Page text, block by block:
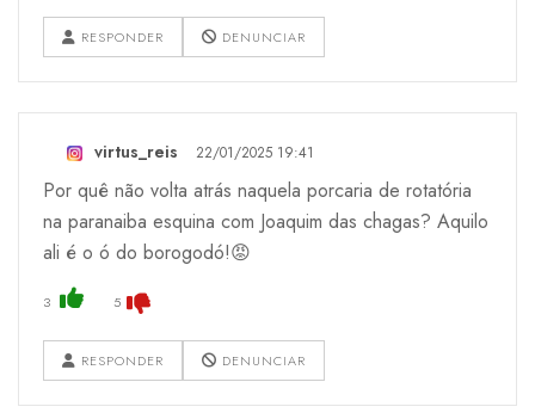
RESPONDER DENUNCIAR
virtus_reis 22/01/2025 19:41
Por quê não volta atrás naquela porcaria de rotatória
na paranaiba esquina com Joaquim das chagas? Aquilo
ali é o ó do borogodó!😡
3 5
RESPONDER DENUNCIAR